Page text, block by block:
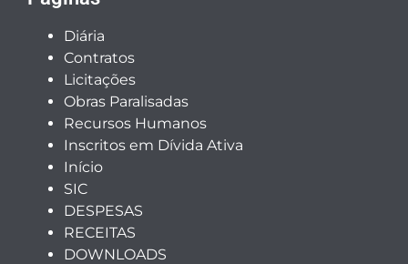
Diária
Contratos
Licitações
Obras Paralisadas
Recursos Humanos
Inscritos em Dívida Ativa
Início
SIC
DESPESAS
RECEITAS
DOWNLOADS